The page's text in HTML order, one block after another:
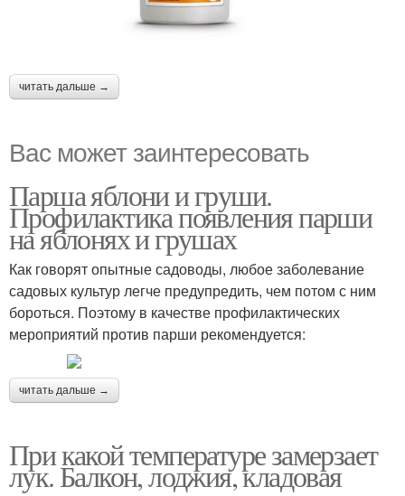
читать дальше →
Вас может заинтересовать
Парша яблони и груши.
Профилактика появления парши
на яблонях и грушах
Как говорят опытные садоводы, любое заболевание
садовых культур легче предупредить, чем потом с ним
бороться. Поэтому в качестве профилактических
мероприятий против парши рекомендуется:
читать дальше →
При какой температуре замерзает
лук. Балкон, лоджия, кладовая